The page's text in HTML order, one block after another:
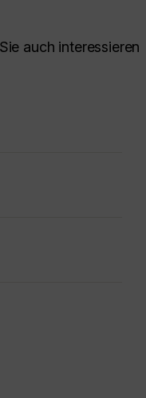
auch interessieren